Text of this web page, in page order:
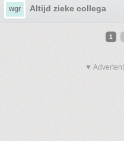
wgr Altijd zieke collega
1
▼